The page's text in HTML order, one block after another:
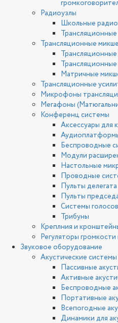
Радиоузлы
Школьные
Трансляционные
Матричные
Трансляционные
Микрофоны
Мегафоны
Конференц системы
Аксессуары для
Беспроводные
Модули
Настольные
Проводные
Пульты делегата
Пульты
Системы
Трибуны
Креплния и
Регуляторы громкости
Звуковое оборудование
Акустические системы
Пассивные
Активные
Беспроводные
Портативные
Всепогодные
Динамики для